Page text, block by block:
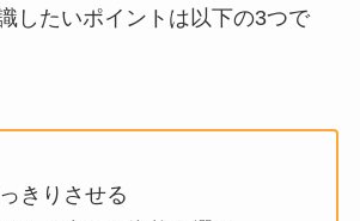
したいポイントは以下の3つで
きりさせる